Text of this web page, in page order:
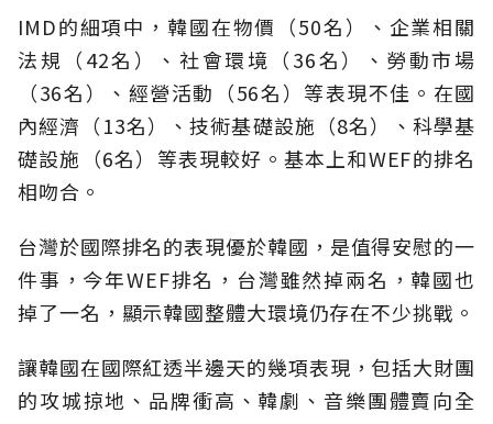
IMD的細項中，韓國在物價（50名）、企業相關
法規（42名）、社會環境（36名）、勞動市場
（36名）、經營活動（56名）等表現不佳。在國
內經濟（13名）、技術基礎設施（8名）、科學基
礎設施（6名）等表現較好。基本上和WEF的排名
相吻合。
台灣於國際排名的表現優於韓國，是值得安慰的一
件事，今年WEF排名，台灣雖然掉兩名，韓國也
掉了一名，顯示韓國整體大環境仍存在不少挑戰。
讓韓國在國際紅透半邊天的幾項表現，包括大財團
的攻城掠地、品牌衝高、韓劇、音樂團體賣向全